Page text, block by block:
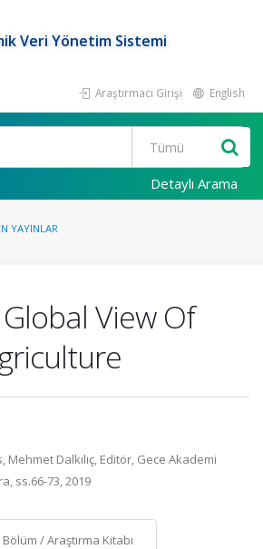
Veri Yönetim Sistemi
Araştırmacı Girişi English
Detaylı Arama
YAYINLAR
View Of
Dalkılıç, Editör, Gece Akademi
ss.66-73, 2019
/ Araştırma Kitabı